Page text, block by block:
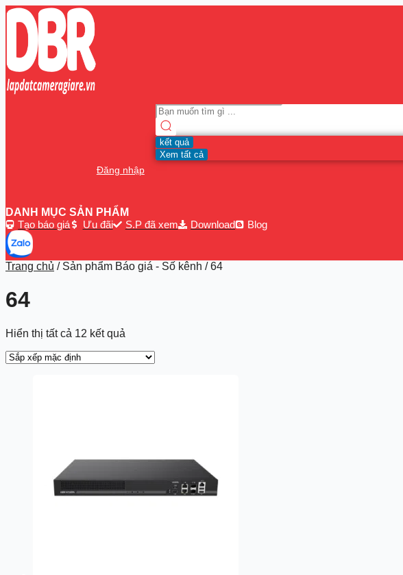
Search
...
kết quả
Xem tất cả
Đăng nhập
DANH MỤC SẢN PHẨM
Tạo báo giá
Ưu đãi S.P đã xem Download Blog
Trang chủ / Sản phẩm Báo giá - Số kênh / 64
64
Hiển thị tất cả 12 kết quả